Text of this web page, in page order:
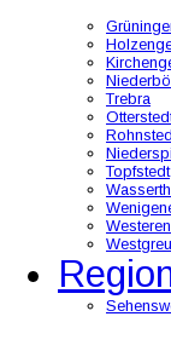
Trebra
Topfstedt